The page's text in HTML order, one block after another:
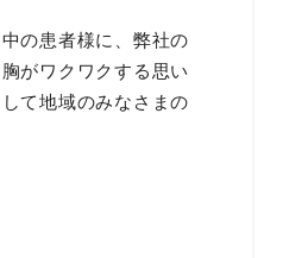
の患者様に、弊社の
がワクワクする思い
て地域のみなさまの